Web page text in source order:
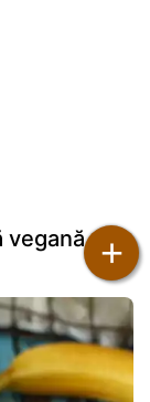
cu+